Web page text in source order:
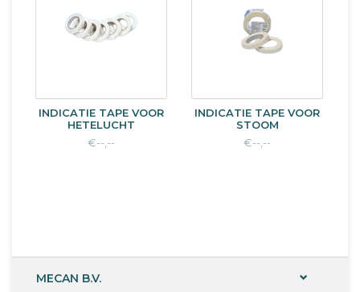
INDICATIE TAPE VOOR
HETELUCHT
€--,--
INDICATIE TAPE VOOR
STOOM
€--,--
MECAN B.V.